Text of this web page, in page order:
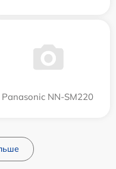
Panasonic NN-SM220